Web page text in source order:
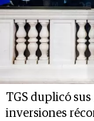
TGS duplicó
inversiones